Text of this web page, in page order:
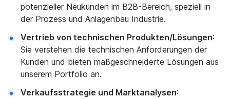
potenzieller Neukunden im B2B-Bereich, speziell in
der Prozess und Anlagenbau Industrie.
Vertrieb von technischen Produkten/Lösungen:
Sie verstehen die technischen Anforderungen der
Kunden und bieten maßgeschneiderte Lösungen aus
unserem Portfolio an.
Verkaufsstrategie und Marktanalysen: